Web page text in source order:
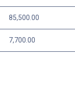
85,500.00
7,700.00